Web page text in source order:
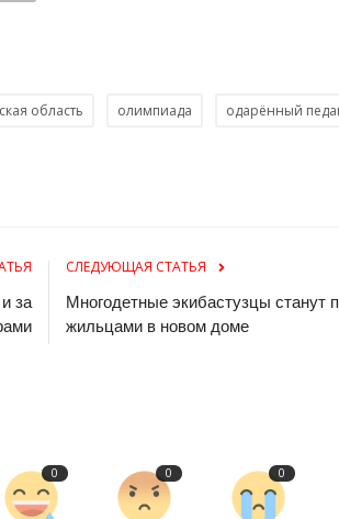
область олимпиада одарённый
за
СЛЕДУЮЩАЯ СТАТЬЯ
Многодетные экибастузцы станут
жильцами в новом доме
0 0 0
Происшествия